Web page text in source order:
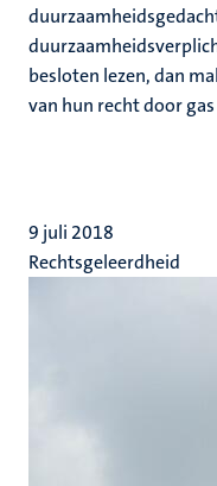
besloten lezen, dan
van hun recht door
9 juli 2018
Rechtsgeleerdheid